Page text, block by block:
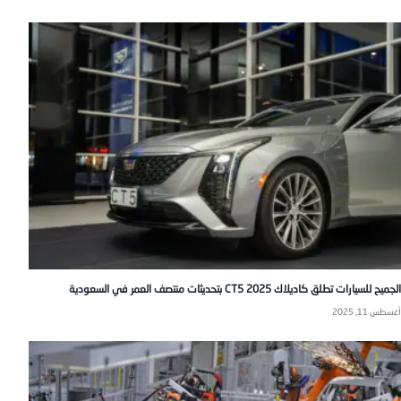
الجميح للسيارات تطلق كاديلاك CT5 2025 بتحديثات منتصف العمر في السعودية
أغسطس 11, 2025